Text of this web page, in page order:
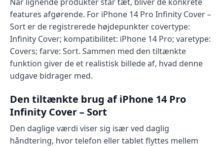
features afgørende. For iPhone 14 Pro Infinity Cover –
Sort er de registrerede højdepunkter covertype:
Infinity Cover; kompatibilitet: iPhone 14 Pro; varetype:
Covers; farve: Sort. Sammen med den tiltænkte
funktion giver de et realistisk billede af, hvad denne
udgave bidrager med.
Den tiltænkte brug af iPhone 14 Pro
Infinity Cover – Sort
Den daglige værdi viser sig især ved daglig
håndtering, hvor telefon eller tablet flyttes mellem